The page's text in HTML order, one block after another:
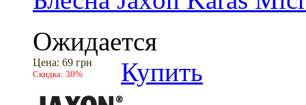
Ожидается
Цена: 69 грн
Скидка: 30% Купить